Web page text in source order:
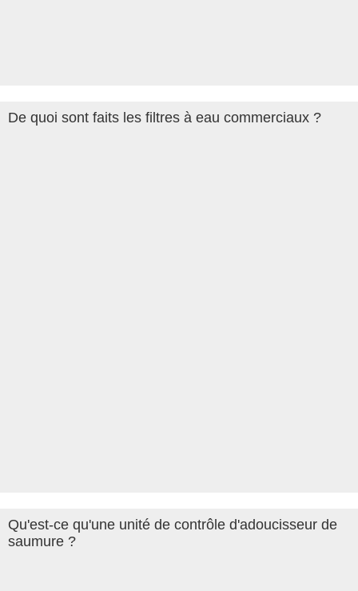
De quoi sont faits les filtres à eau commerciaux ?
Qu'est-ce qu'une unité de contrôle d'adoucisseur de
saumure ?